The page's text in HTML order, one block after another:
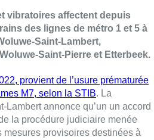
vibratoires affectent depuis
des lignes de métro 1 et 5 à
Saint-Lambert,
Saint-Pierre et Etterbeek.
provient de l’usure prématurée
M7, selon la STIB. La
annonce qu’un un accord
la procédure judiciaire menée
provisoires destinées à